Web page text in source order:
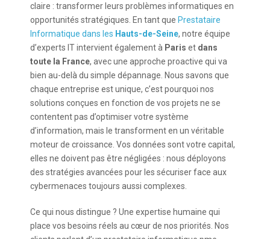
claire : transformer leurs problèmes informatiques en
opportunités stratégiques. En tant que Prestataire
Informatique dans les Hauts-de-Seine, notre équipe
d’experts IT intervient également à Paris et dans
toute la France, avec une approche proactive qui va
bien au-delà du simple dépannage. Nous savons que
chaque entreprise est unique, c’est pourquoi nos
solutions conçues en fonction de vos projets ne se
contentent pas d’optimiser votre système
d’information, mais le transforment en un véritable
moteur de croissance. Vos données sont votre capital,
elles ne doivent pas être négligées : nous déployons
des stratégies avancées pour les sécuriser face aux
cybermenaces toujours aussi complexes.
Ce qui nous distingue ? Une expertise humaine qui
place vos besoins réels au cœur de nos priorités. Nos